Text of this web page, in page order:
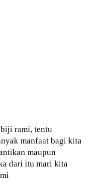
rami, tentu
manfaat bagi kita
maupun
dari itu mari kita